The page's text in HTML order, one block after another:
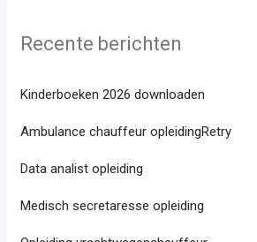
Recente berichten
Kinderboeken 2026 downloaden
Ambulance chauffeur opleidingRetry
Data analist opleiding
Medisch secretaresse opleiding